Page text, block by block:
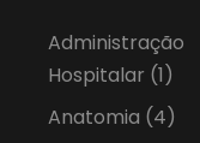
Administração
Hospitalar (1)
Anatomia (4)